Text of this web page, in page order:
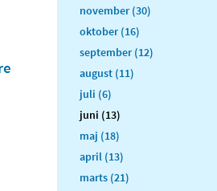
november (30)
oktober (16)
september (12)
august (11)
juli (6)
juni (13)
maj (18)
april (13)
marts (21)